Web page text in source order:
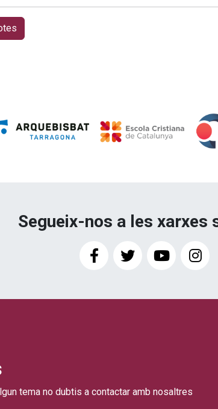
Segueix-nos a les xarxes
tema no dubtis a contactar amb nosaltres